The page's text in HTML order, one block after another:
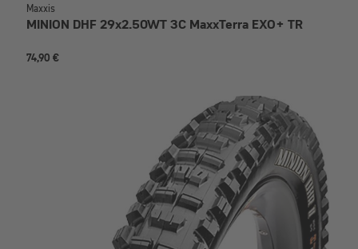
Maxxis
MINION DHF 29x2.50WT 3C MaxxTerra EXO+ TR
74,90 €